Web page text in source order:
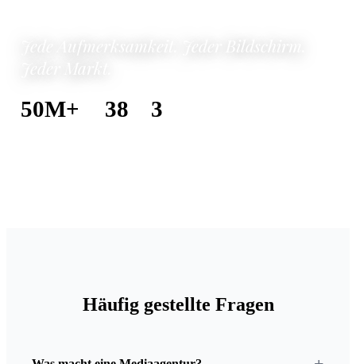
50M+ 38 3
Häufig gestellte Fragen